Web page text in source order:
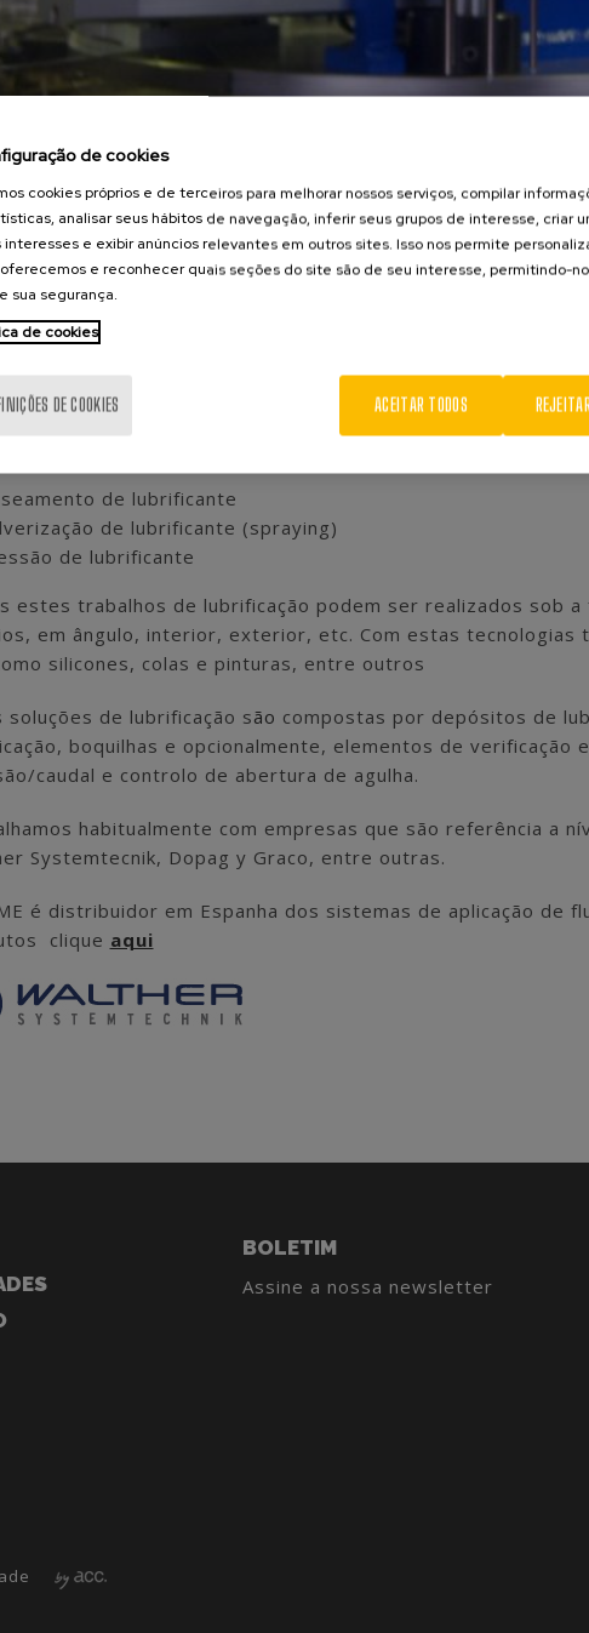
ou sistemas de aplicação de outros fluídos. P
ara
de lubrificante
de lubrificante (spraying)
de lubrificante
estes trabalhos de lubrificação podem ser realizados sob
em ângulo, interior, exterior, etc. Com estas
silicones, colas e pinturas, entre outros
soluções de lubrificação são compostas por depósitos de
boquilhas e opcionalmente, elementos de
caudal e controlo de abertura de agulha.
habitualmente com empresas que são referência a
Systemtecnik, Dopag y Graco, entre outras.
é distribuidor em Espanha dos sistemas de aplicação de
clique aqui
BOLETIM
Assine a nossa newsletter
de cookies
cookies próprios e de terceiros para melhorar nossos serviços, compilar
analisar seus hábitos de navegação, inferir seus grupos de interesse, criar
interesses e exibir anúncios relevantes em outros sites. Isso nos permite
e reconhecer quais seções do site são de seu interesse, permitindo-
sua segurança.
de cookies
DE COOKIES ACEITAR TODOS